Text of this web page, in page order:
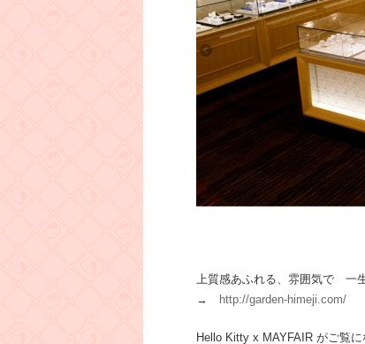
上質感あふれる、雰囲気で 一
→
http://garden-himeji.com/
Hello Kitty x MAYFAIR がご覧